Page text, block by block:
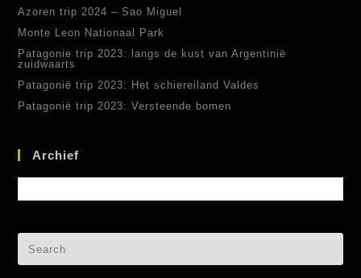
Azoren trip 2024 – Sao Miguel
Monte Leon Nationaal Park
Patagonie trip 2023: langs de kust van Argentinië
zuidwaarts
Patagonië trip 2023: Het schiereiland Valdes
Patagonië trip 2023: Versteende bomen
Archief
Archief